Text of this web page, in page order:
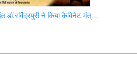
डॉ.रविंद्रपुरी ने किया कैबिनेट मंत् ...